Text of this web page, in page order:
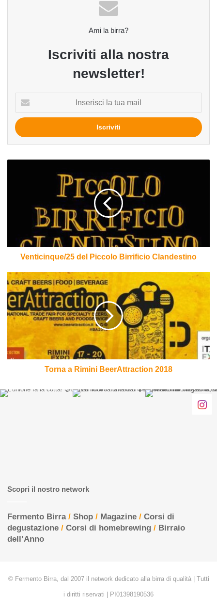
Ami la birra?
Iscriviti alla nostra
newsletter!
tua
mail
Clandestino
Venticinque/25 del Piccolo Birrificio Clandestino
Torna
a
Rimini
BeerAttraction
2018
Torna a Rimini BeerAttraction 2018
Scopri il nostro network
Fermento Birra/ Shop / Magazine / Corsi di
degustazione / Corsi di homebrewing / Birraio
dell’Anno
© Fermento Birra, dal 2007 il network dedicato alla birra di qualità | Tutti
i diritti riservati | PI01398190536